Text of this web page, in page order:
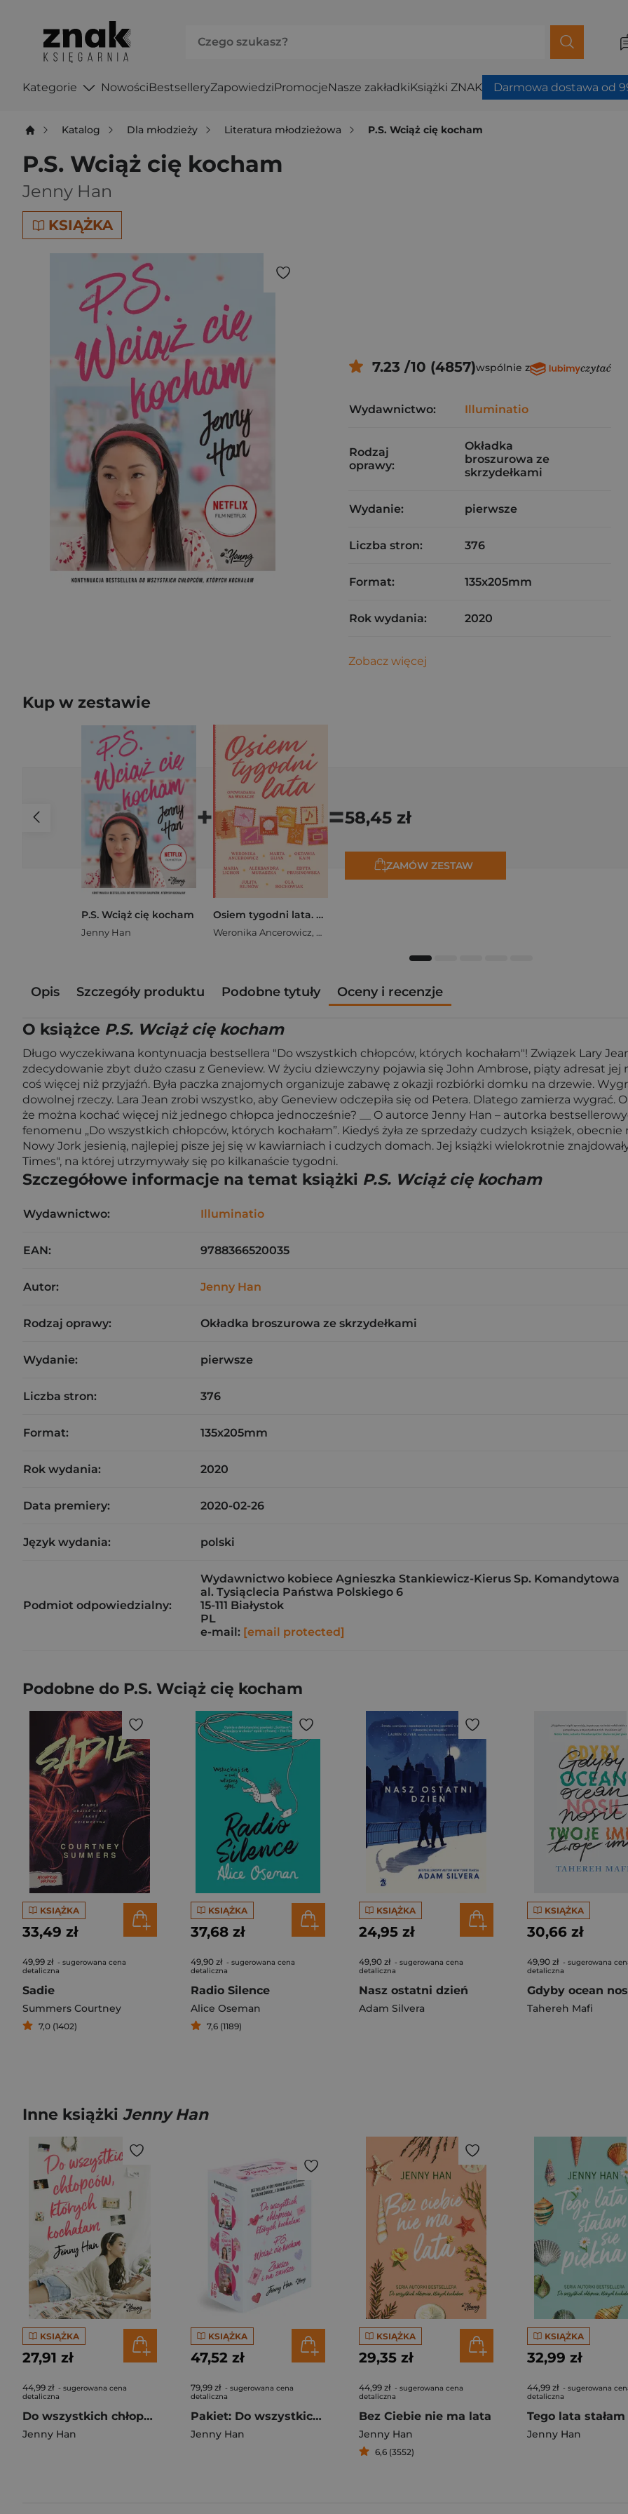
Kategorie NowościBestselleryZapowiedziPromocjeNasze zakładkiKsiążki ZNAK Darmowa dostawa od
Katalog Dla młodzieży Literatura młodzieżowa P.S. Wciąż cię kocham
P.S. Wciąż cię kocham
Jenny Han
KSIĄŻKA
7.23 /10 (4857)wspólnie z
Wydawnictwo: Illuminatio
Rodzaj
oprawy:
Okładka
broszurowa ze
skrzydełkami
Wydanie: pierwsze
Liczba stron: 376
Format: 135x205mm
Rok wydania: 2020
Zobacz więcej
Kup w zestawie
P.S. Wciąż cię kocham
Jenny Han
+
Osiem tygodni lata. Opowiadania na wakacje
Weronika Ancerowicz, Marta Bijan
=58,45 zł
ZAMÓW ZESTAW
Opis Szczegóły produktu Podobne tytuły Oceny i recenzje
O książce P.S. Wciąż cię kocham
Długo wyczekiwana kontynuacja bestsellera "Do wszystkich chłopców, których kochałam"! Związek Lary
zdecydowanie zbyt dużo czasu z Geneview. W życiu dziewczyny pojawia się John Ambrose, piąty adresat jej
coś więcej niż przyjaźń. Była paczka znajomych organizuje zabawę z okazji rozbiórki domku na drzewie.
dowolnej rzeczy. Lara Jean zrobi wszystko, aby Geneview odczepiła się od Petera. Dlatego zamierza wygrać.
że można kochać więcej niż jednego chłopca jednocześnie? __ O autorce Jenny Han – autorka
fenomenu „Do wszystkich chłopców, których kochałam”. Kiedyś żyła ze sprzedaży cudzych książek, obecnie
Nowy Jork jesienią, najlepiej pisze jej się w kawiarniach i cudzych domach. Jej książki wielokrotnie
Times", na której utrzymywały się po kilkanaście tygodni.
Szczegółowe informacje na temat książki P.S. Wciąż cię kocham
Wydawnictwo: Illuminatio
EAN: 9788366520035
Autor: Jenny Han
Rodzaj oprawy: Okładka broszurowa ze skrzydełkami
Wydanie: pierwsze
Liczba stron: 376
Format: 135x205mm
Rok wydania: 2020
Data premiery: 2020-02-26
Język wydania: polski
Podmiot odpowiedzialny:
Wydawnictwo kobiece Agnieszka Stankiewicz-Kierus Sp. Komandytowa
al. Tysiąclecia Państwa Polskiego 6
15-111 Białystok
PL
e-mail: [email protected]
Podobne do P.S. Wciąż cię kocham
KSIĄŻKA
33,49 zł
49,99 zł - sugerowana cena
detaliczna
Sadie
Summers Courtney
7,0 (1402)
KSIĄŻKA
37,68 zł
49,90 zł - sugerowana cena
detaliczna
Radio Silence
Alice Oseman
7,6 (1189)
KSIĄŻKA
24,95 zł
49,90 zł - sugerowana cena
detaliczna
Nasz ostatni dzień
Adam Silvera
KSIĄŻKA
30,66 zł
49,90 zł - sugerowana
detaliczna
Tahereh Mafi
Inne książki Jenny Han
KSIĄŻKA
27,91 zł
44,99 zł - sugerowana cena
detaliczna
Do wszystkich chłopców, których kochałam. Chłopcy. Tom 1
Jenny Han
KSIĄŻKA
47,52 zł
79,99 zł - sugerowana cena
detaliczna
Pakiet: Do wszystkich chłopców, których kochałam, P.S. Wciąż cię kocham, Zawsze i na zawsze (wydanie
Jenny Han
KSIĄŻKA
29,35 zł
44,99 zł - sugerowana cena
detaliczna
Bez Ciebie nie ma lata
Jenny Han
6,6 (3552)
KSIĄŻKA
32,99 zł
44,99 zł - sugerowana
detaliczna
Jenny Han